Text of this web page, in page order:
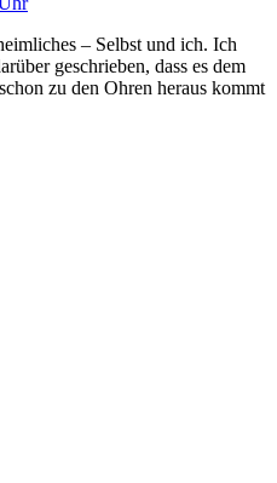
– Selbst und ich. Ich
geschrieben, dass es dem
zu den Ohren heraus kommt